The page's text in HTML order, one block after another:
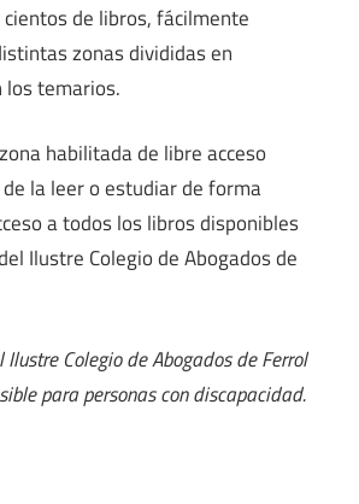
de libros, fácilmente
zonas divididas en
los temarios.
habilitada de libre acceso
la leer o estudiar de forma
a todos los libros disponibles
Ilustre Colegio de Abogados de
Colegio de Abogados de Ferrol
para personas con discapacidad.